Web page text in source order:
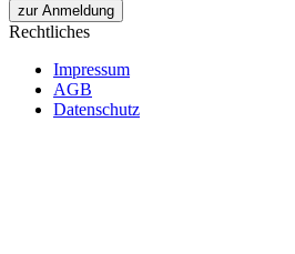
zur Anmeldung
Rechtliches
Impressum
AGB
Datenschutz